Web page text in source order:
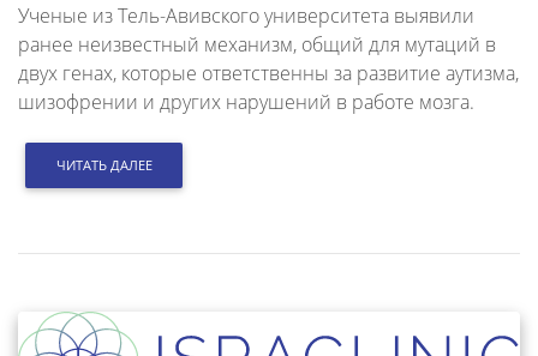
Ученые из Тель-Авивского университета выявили
ранее неизвестный механизм, общий для мутаций в
двух генах, которые ответственны за развитие аутизма,
шизофрении и других нарушений в работе мозга.
ЧИТАТЬ ДАЛЕЕ